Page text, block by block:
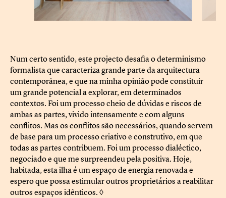
Num certo sentido, este projecto desafia o determinismo
formalista que caracteriza grande parte da arquitectura
contemporânea, e que na minha opinião pode constituir
um grande potencial a explorar, em determinados
contextos. Foi um processo cheio de dúvidas e riscos de
ambas as partes, vivido intensamente e com alguns
conflitos. Mas os conflitos são necessários, quando servem
de base para um processo criativo e construtivo, em que
todas as partes contribuem. Foi um processo dialéctico,
negociado e que me surpreendeu pela positiva. Hoje,
habitada, esta ilha é um espaço de energia renovada e
espero que possa estimular outros proprietários a reabilitar
outros espaços idênticos. ◊